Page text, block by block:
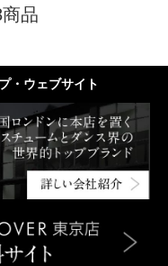
品
・ウェブサイト